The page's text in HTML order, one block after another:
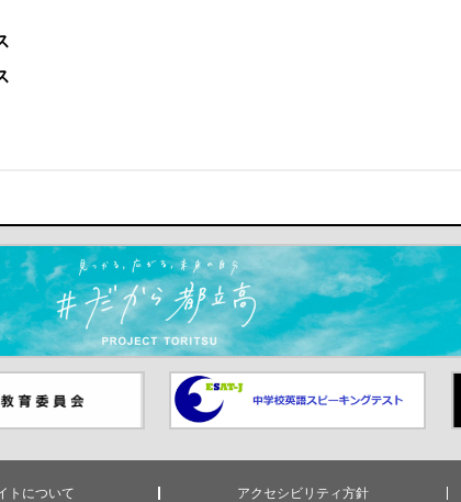
中学校英語スピーキングテスト
（別ウインドウが開きます）
トについて アクセシビリティ方針